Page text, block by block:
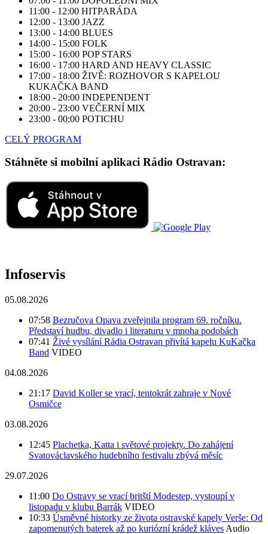
11:00 - 12:00 HITPARÁDA
12:00 - 13:00 JAZZ
13:00 - 14:00 BLUES
14:00 - 15:00 FOLK
15:00 - 16:00 POP STARS
16:00 - 17:00 HARD AND HEAVY CLASSIC
17:00 - 18:00 ŽIVĚ: ROZHOVOR S KAPELOU
KUKAČKA BAND
18:00 - 20:00 INDEPENDENT
20:00 - 23:00 VEČERNÍ MIX
23:00 - 00:00 POTICHU
CELÝ PROGRAM
Stáhněte si mobilní aplikaci Rádio Ostravan:
Infoservis
05.08.2026
07:58 Bezručova Opava zveřejnila program 69. ročníku.
Představí hudbu, divadlo i literaturu v mnoha podobách
07:41 Živé vysílání Rádia Ostravan přivítá kapelu KuKačka
Band VIDEO
04.08.2026
21:17 David Koller se vrací, tentokrát zahraje v Nové
Osmičce
03.08.2026
12:45 Plachetka, Katta i světové projekty. Do zahájení
Svatováclavského hudebního festivalu zbývá měsíc
29.07.2026
11:00 Do Ostravy se vrací britští Modestep, vystoupí v
listopadu v klubu Barrák VIDEO
10:33 Úsměvné historky ze života ostravské kapely Verše: Od
zapomenutých baterek až po kuriózní krádež kláves Audio